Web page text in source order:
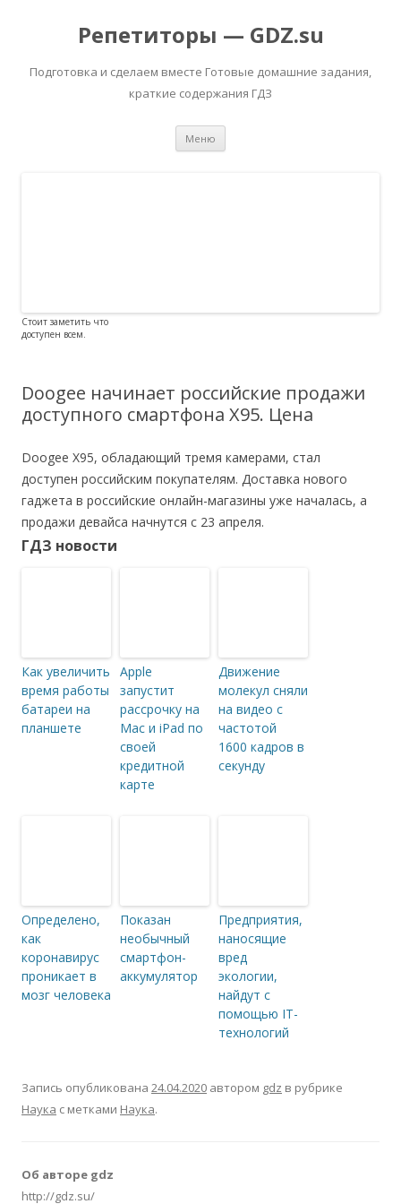
Репетиторы — GDZ.su
Подготовка и сделаем вместе Готовые домашние задания,
краткие содержания ГДЗ
Меню
Стоит заметить что
доступен всем.
Doogee начинает российские продажи
доступного смартфона X95. Цена
Doogee Х95, обладающий тремя камерами, стал
доступен российским покупателям. Доставка нового
гаджета в российские онлайн-магазины уже началась, а
продажи девайса начнутся с 23 апреля.
ГДЗ новости
Как увеличить
время работы
батареи на
планшете
Apple
запустит
рассрочку на
Mac и iPad по
своей
кредитной
карте
Движение
молекул сняли
на видео с
частотой
1600 кадров в
секунду
Определено,
как
коронавирус
проникает в
мозг человека
Показан
необычный
смартфон-
аккумулятор
Предприятия,
наносящие
вред
экологии,
найдут с
помощью IT-
технологий
Запись опубликована 24.04.2020 автором gdz в рубрике
Наука с метками Наука.
Об авторе gdz
http://gdz.su/